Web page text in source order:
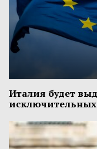
Италия будет
исключительных